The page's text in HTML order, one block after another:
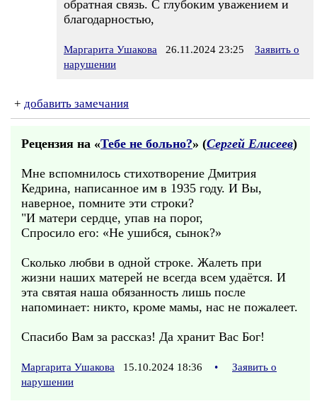
обратная связь. С глубоким уважением и
благодарностью,
Маргарита Ушакова 26.11.2024 23:25
Заявить о
нарушении
+ добавить замечания
Рецензия на «Тебе не больно?» (Сергей Елисеев)
Мне вспомнилось стихотворение Дмитрия
Кедрина, написанное им в 1935 году. И Вы,
наверное, помните эти строки?
"И матери сердце, упав на порог,
Спросило его: «Не ушибся, сынок?»
Сколько любви в одной строке. Жалеть при
жизни наших матерей не всегда всем удаётся. И
эта святая наша обязанность лишь после
напоминает: никто, кроме мамы, нас не пожалеет.
Спасибо Вам за рассказ! Да хранит Вас Бог!
Маргарита Ушакова 15.10.2024 18:36 •
Заявить о
нарушении